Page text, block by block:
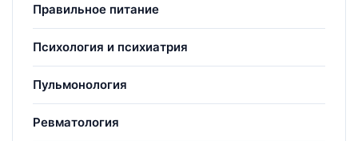
Правильное питание
Психология и психиатрия
Пульмонология
Ревматология